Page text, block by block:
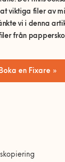
viktiga filer av
vi i denna
från
en Fixare »